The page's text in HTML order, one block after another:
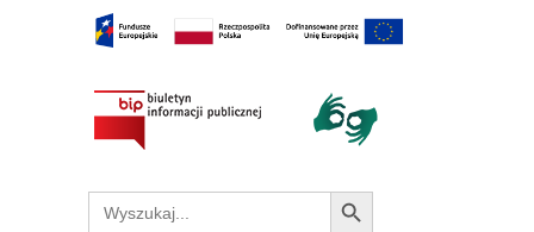
Search
for:
Search Button